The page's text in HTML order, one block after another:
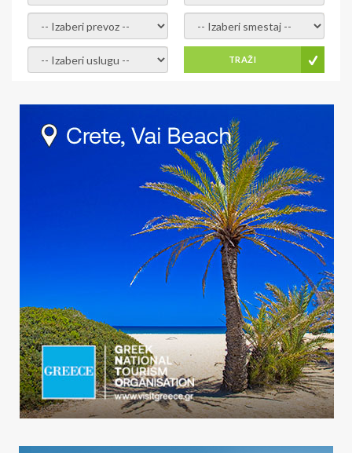
- izaberi prevoz - - Izaberite smestaj -
- Izaberite uslugu - TRAŽI